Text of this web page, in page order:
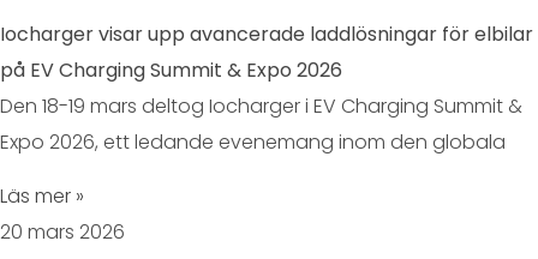
Iocharger visar upp avancerade laddlösningar för elbilar
på EV Charging Summit & Expo 2026
Den 18-19 mars deltog Iocharger i EV Charging Summit &
Expo 2026, ett ledande evenemang inom den globala
Läs mer »
20 mars 2026